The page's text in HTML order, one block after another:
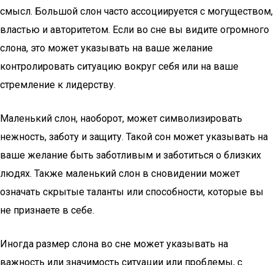
смысл. Большой слон часто ассоциируется с могуществом,
властью и авторитетом. Если во сне вы видите огромного
слона, это может указывать на ваше желание
контролировать ситуацию вокруг себя или на ваше
стремление к лидерству.
Маленький слон, наоборот, может символизировать
нежность, заботу и защиту. Такой сон может указывать на
ваше желание быть заботливым и заботиться о близких
людях. Также маленький слон в сновидении может
означать скрытые таланты или способности, которые вы
не признаете в себе.
Иногда размер слона во сне может указывать на
важность или значимость ситуации или проблемы, с